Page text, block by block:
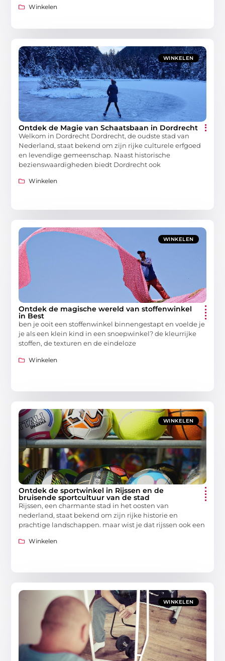
Winkelen
WINKELEN
Ontdek de Magie van Schaatsbaan in Dordrecht
Welkom in Dordrecht Dordrecht, de oudste stad van
Nederland, staat bekend om zijn rijke culturele erfgoed
en levendige gemeenschap. Naast historische
bezienswaardigheden biedt Dordrecht ook
Winkelen
WINKELEN
Ontdek de magische wereld van stoffenwinkel
in Best
ben je ooit een stoffenwinkel binnengestapt en voelde je
je als een klein kind in een snoepwinkel? de kleurrijke
stoffen, de texturen en de eindeloze
Winkelen
WINKELEN
Ontdek de sportwinkel in Rijssen en de
bruisende sportcultuur van de stad
Rijssen, een charmante stad in het oosten van
nederland, staat bekend om zijn rijke historie en
prachtige landschappen. maar wist je dat rijssen ook een
Winkelen
WINKELEN